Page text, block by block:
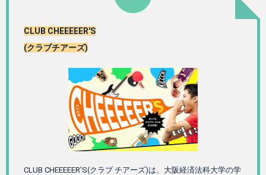
CLUB CHEEEEER'S
(クラブチアーズ)
CLUB CHEEEEER'S(クラブ チアーズ)は、大阪経済法科大学の学